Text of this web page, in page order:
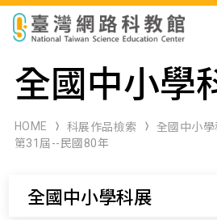
科展作品檢索
科學研習月刊
全國中小學
HOME 科展作品檢索
全國中小
第31屆--民國80年
全國中小學科展